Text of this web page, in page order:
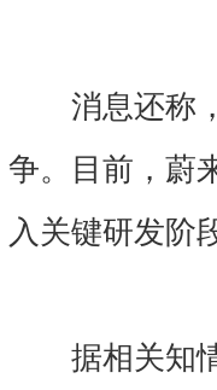
消息还称，
争。目前，蔚
入关键研发阶
据相关知情